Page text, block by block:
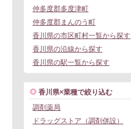
仲多度郡多度津町
仲多度郡まんのう町
香川県の市区町村一覧から探す
香川県の沿線から探す
香川県の駅一覧から探す
香川県×業種で絞り込む
調剤薬局
ドラッグストア（調剤併設）